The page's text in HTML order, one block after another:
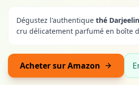
Dégustez l'authentique thé
cru délicatement parfumé en boîte
Acheter sur Amazon